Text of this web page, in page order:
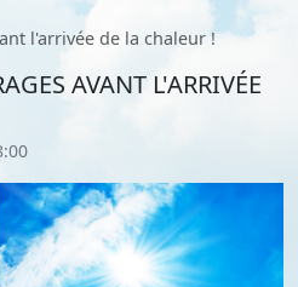
l'arrivée de la chaleur !
AVANT L'ARRIVÉE